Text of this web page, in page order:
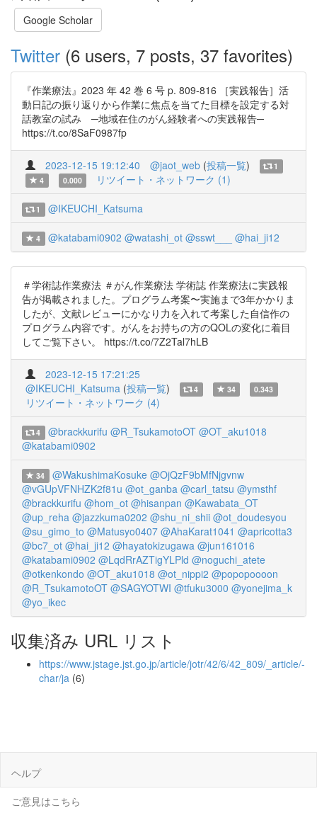
Google Scholar
Twitter (6 users, 7 posts, 37 favorites)
『作業療法』2023 年 42 巻 6 号 p. 809-816 ［実践報告］活
動日記の振り返りから作業に焦点を当てた目標を設定する対
話教室の試み ─地域在住のがん経験者への実践報告─
https://t.co/8SaF0987fp
2023-12-15 19:12:40 @jaot_web (投稿一覧)
1
4
0.000 リツイート・ネットワーク (1)
1 @IKEUCHI_Katsuma
4 @katabami0902 @watashi_ot @sswt___ @hai_ji12
＃学術誌作業療法 ＃がん作業療法 学術誌 作業療法に実践報
告が掲載されました。プログラム考案〜実施まで3年かかりま
したが、文献レビューにかなり力を入れて考案した自信作の
プログラム内容です。がんをお持ちの方のQOLの変化に着目
してご覧下さい。 https://t.co/7Z2Tal7hLB
2023-12-15 17:21:25
@IKEUCHI_Katsuma (投稿一覧) 4 34 0.343
リツイート・ネットワーク (4)
4 @brackkurifu @R_TsukamotoOT @OT_aku1018
@katabami0902
34 @WakushimaKosuke @OjQzF9bMfNjgvnw
@vGUpVFNHZK2f81u @ot_ganba @carl_tatsu @ymsthf
@brackkurifu @hom_ot @hisanpan @Kawabata_OT
@up_reha @jazzkuma0202 @shu_ni_shii @ot_doudesyou
@su_gimo_to @Matusyo0407 @AhaKarat1041 @apricotta3
@bc7_ot @hai_ji12 @hayatokizugawa @jun161016
@katabami0902 @LqdRrAZTigYLPld @noguchi_atete
@otkenkondo @OT_aku1018 @ot_nippi2 @popopoooon
@R_TsukamotoOT @SAGYOTWI @tfuku3000 @yonejima_k
@yo_ikec
収集済み URL リスト
https://www.jstage.jst.go.jp/article/jotr/42/6/42_809/_article/-
char/ja (6)
ヘルプ
ご意見はこちら